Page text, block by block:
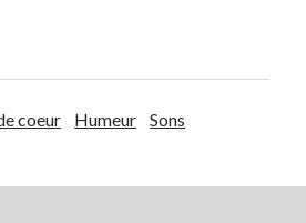
coeur Humeur Sons